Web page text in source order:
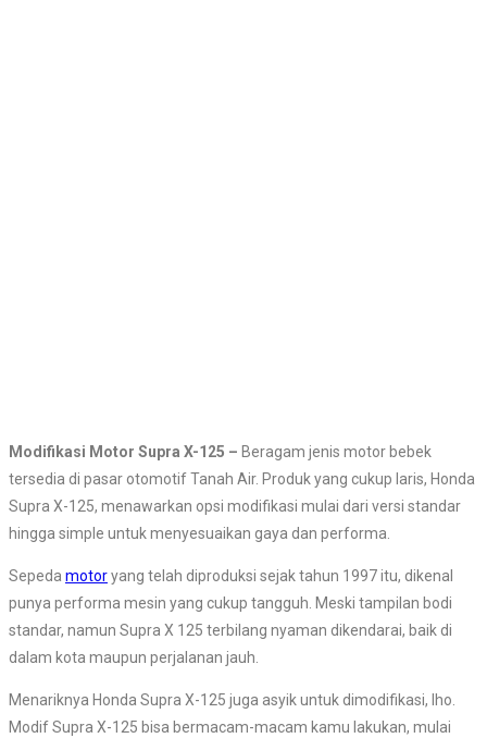
Modifikasi Motor Supra X-125 – Beragam jenis motor bebek
tersedia di pasar otomotif Tanah Air. Produk yang cukup laris, Honda
Supra X-125, menawarkan opsi modifikasi mulai dari versi standar
hingga simple untuk menyesuaikan gaya dan performa.
Sepeda motoryang telah diproduksi sejak tahun 1997 itu, dikenal
punya performa mesin yang cukup tangguh. Meski tampilan bodi
standar, namun Supra X 125 terbilang nyaman dikendarai, baik di
dalam kota maupun perjalanan jauh.
Menariknya Honda Supra X-125 juga asyik untuk dimodifikasi, lho.
Modif Supra X-125 bisa bermacam-macam kamu lakukan, mulai